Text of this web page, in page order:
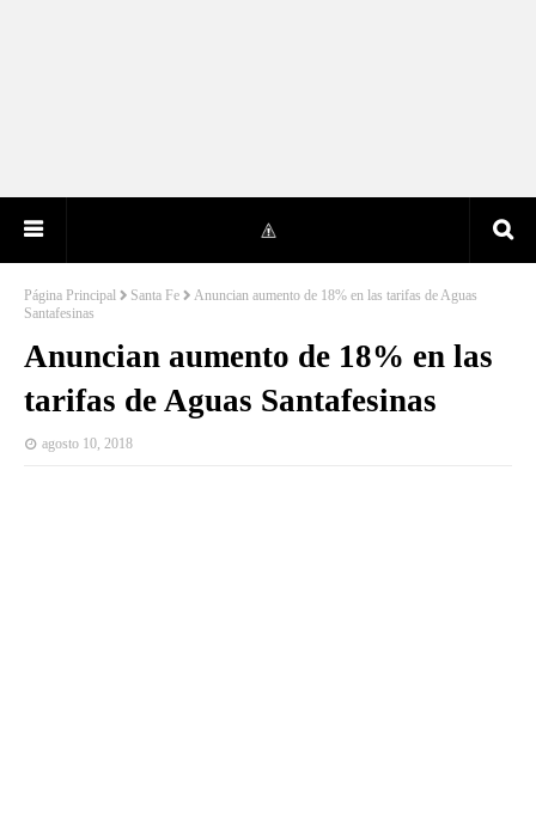
Página Principal Santa Fe
Anuncian aumento de 18% en las tarifas de Aguas
Santafesinas
Anuncian aumento de 18% en las
tarifas de Aguas Santafesinas
agosto 10, 2018